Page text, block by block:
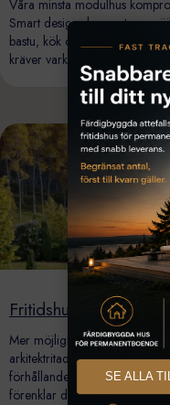
Våra minsta modulhus
Smart design skapar stora
bastu, kök och badrum. Att
kräver varken bygglov eller
Fritidshus
25-125 kvm
Mer möjligheter och mer
arkitektritade för att vara
förhållanden och byggda
förenklar ditt byggprojekt.
SE ALLA